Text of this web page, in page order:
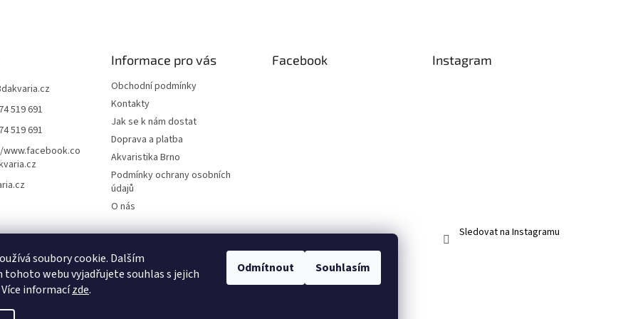
soubory cookie. Dalším
tohoto webu vyjadřujete souhlas s jejich
informacízde.
Odmítnout Souhlasím
519 691
519 691
Informace pro vás
Obchodní podmínky
Kontakty
Jak se k nám dostat
Doprava a platba
Akvaristika Brno
Podmínky ochrany osobních
údajů
O nás
Facebook Instagram
Sledovat na Instagramu